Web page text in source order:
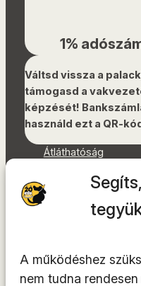
A működéshez
nem tudna
1%
Váltsd vissza a
támogasd a
képzését!
használd ezt a QR-
Átláthatóság
Akadálymentességi
Oldaltérkép
YouTube